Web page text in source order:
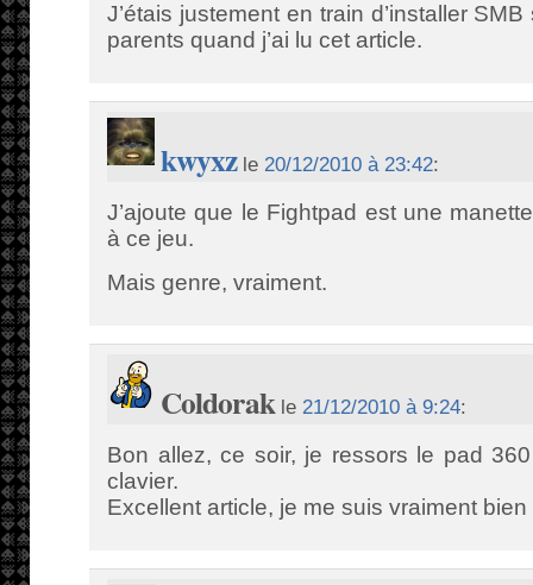
J’étais justement en train d’installer
parents quand j’ai lu cet article.
kwyxzle20/12/2010 à 23:42:
J’ajoute que le Fightpad est une
à ce jeu.
Mais genre, vraiment.
Coldorakle 21/12/2010 à 9:24:
Bon allez, ce soir, je ressors le pad
clavier.
Excellent article, je me suis vraiment